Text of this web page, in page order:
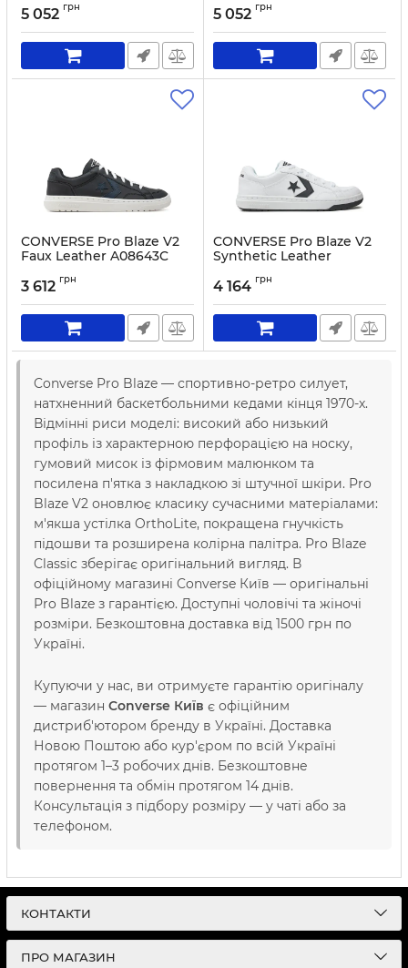
5 052 грн 5 052 грн
CONVERSE Pro Blaze V2
Faux Leather A08643C
Артикул:
3 612 грн
CONVERSE Pro Blaze V2
Synthetic Leather
Артикул:
4 164 грн
Converse Pro Blaze — спортивно-ретро силует,
натхненний баскетбольними кедами кінця 1970-х.
Відмінні риси моделі: високий або низький
профіль із характерною перфорацією на носку,
гумовий мисок із фірмовим малюнком та
посилена п'ятка з накладкою зі штучної шкіри. Pro
Blaze V2 оновлює класику сучасними матеріалами:
м'якша устілка OrthoLite, покращена гнучкість
підошви та розширена колірна палітра. Pro Blaze
Classic зберігає оригінальний вигляд. В
офіційному магазині Converse Київ — оригінальні
Pro Blaze з гарантією. Доступні чоловічі та жіночі
розміри. Безкоштовна доставка від 1500 грн по
Україні.
Купуючи у нас, ви отримуєте гарантію оригіналу
— магазин Converse Київ є офіційним
дистриб'ютором бренду в Україні. Доставка
Новою Поштою або кур'єром по всій Україні
протягом 1–3 робочих днів. Безкоштовне
повернення та обмін протягом 14 днів.
Консультація з підбору розміру — у чаті або за
телефоном.
КОНТАКТИ
ПРО МАГАЗИН